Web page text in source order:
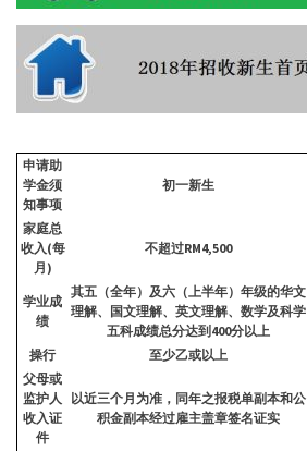
申请助
学金须
知事项
初一新生
家庭总
收入 (每
月 )
不超过RM4,500
学业成
绩
其五（全年）及六（上半年）年级的华文
理解、国文理解、英文理解、数学及科学
五科成绩总分达到400分以上
操行 至少乙或以上
父母或
监护人
收入证
件
以近三个月为准，同年之报税单副本和公
积金副本经过雇主盖章签名证实